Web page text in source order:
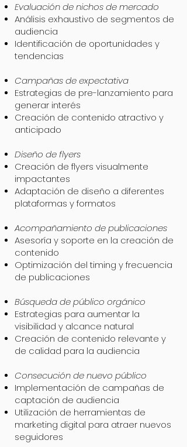
Evaluación de nichos de mercado
Análisis exhaustivo de segmentos de
audiencia
Identificación de oportunidades y
tendencias
Campañas de expectativa
Estrategias de pre-lanzamiento para
generar interés
Creación de contenido atractivo y
anticipado
Diseño de flyers
Creación de flyers visualmente
impactantes
Adaptación de diseño a diferentes
plataformas y formatos
Acompañamiento de publicaciones
Asesoría y soporte en la creación de
contenido
Optimización del timing y frecuencia
de publicaciones
Búsqueda de público orgánico
Estrategias para aumentar la
visibilidad y alcance natural
Creación de contenido relevante y
de calidad para la audiencia
Consecución de nuevo público
Implementación de campañas de
captación de audiencia
Utilización de herramientas de
marketing digital para atraer nuevos
seguidores